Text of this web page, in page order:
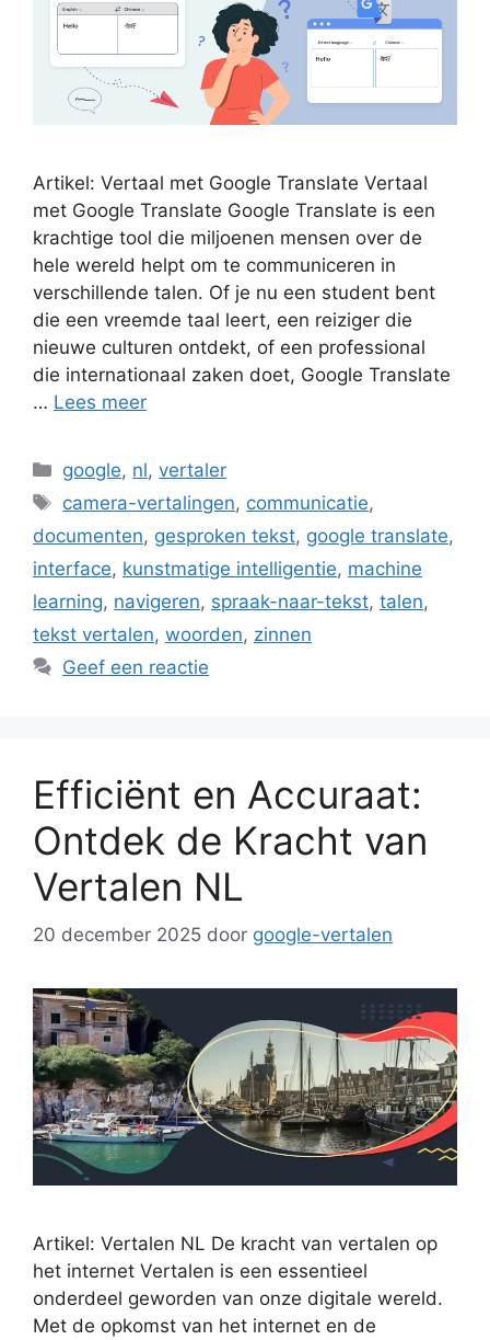
Artikel: Vertaal met Google Translate Vertaal
met Google Translate Google Translate is een
krachtige tool die miljoenen mensen over de
hele wereld helpt om te communiceren in
verschillende talen. Of je nu een student bent
die een vreemde taal leert, een reiziger die
nieuwe culturen ontdekt, of een professional
die internationaal zaken doet, Google Translate
… Lees meer
Categorieën
google, nl,vertaler
Tags
camera-vertalingen, communicatie,
documenten, gesproken tekst, google translate,
interface, kunstmatige intelligentie, machine
learning, navigeren, spraak-naar-tekst, talen,
tekst vertalen, woorden, zinnen
Geef een reactie
Efficiënt en Accuraat:
Ontdek de Kracht van
Vertalen NL
20 december 2025 door google-vertalen
Artikel: Vertalen NL De kracht van vertalen op
het internet Vertalen is een essentieel
onderdeel geworden van onze digitale wereld.
Met de opkomst van het internet en de